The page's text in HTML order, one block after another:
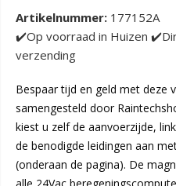
Artikelnummer: 177152A
✔️Op voorraad in Huizen
verzending
Bespaar tijd en geld met deze
samengesteld door
kiest u zelf de aanvoerzijde,
de benodigde leidingen aan
(onderaan de pagina). De